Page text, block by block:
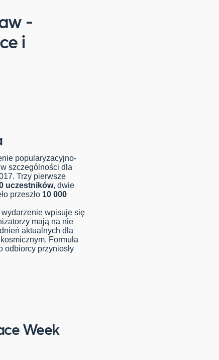
-
i
popularyzacyjno-
szczególności dla
Trzy pierwsze
uczestników, dwie
przeszło 10 000
wpisuje się
mają na nie
aktualnych dla
Formuła
odbiorcy przyniosły
Week